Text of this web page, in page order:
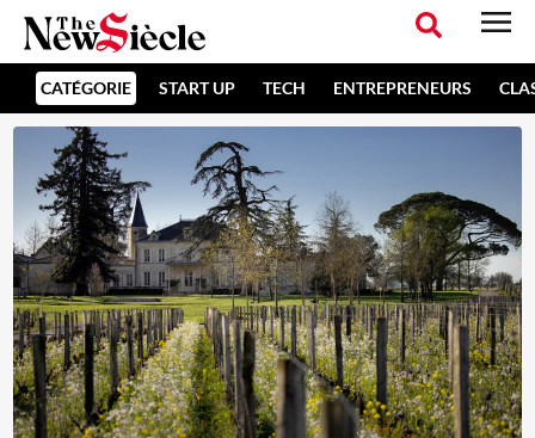
CATÉGORIE START UP TECH ENTREPRENEURS